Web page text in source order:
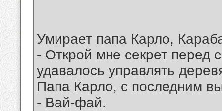
Умирает папа Карло,
- Открой мне секрет перед
удавалось управлять
Папа Карло, с последним
- Вай-фай.